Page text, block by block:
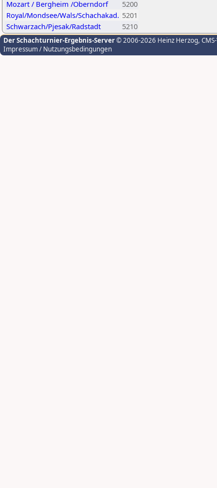
Mozart / Bergheim /Oberndorf
5200
Royal/Mondsee/Wals/Schachakad. 5201
Schwarzach/Pjesak/Radstadt
5210
Der Schachturnier-Ergebnis-Server© 2006-2026 Heinz Herzog,
Impressum / Nutzungsbedingungen